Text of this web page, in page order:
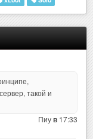
такой и
Пиув 17:33